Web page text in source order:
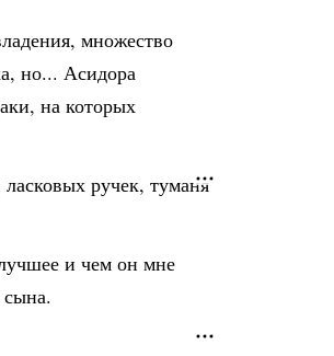
множество
но... Асидора
на которых
ручек, туманя
и чем он мне